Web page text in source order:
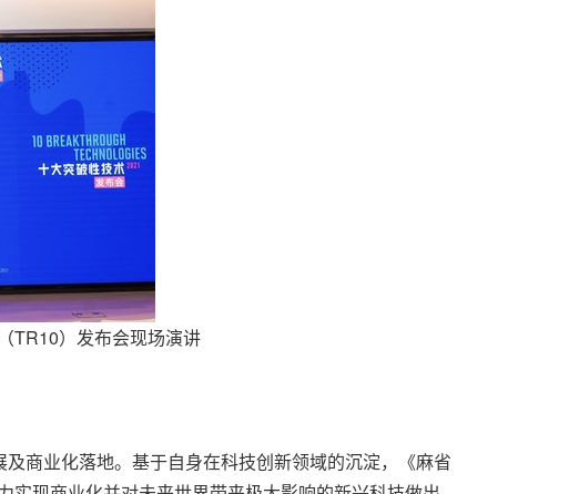
TR10）发布会现场演讲
商业化落地。基于自身在科技创新领域的沉淀，《麻省